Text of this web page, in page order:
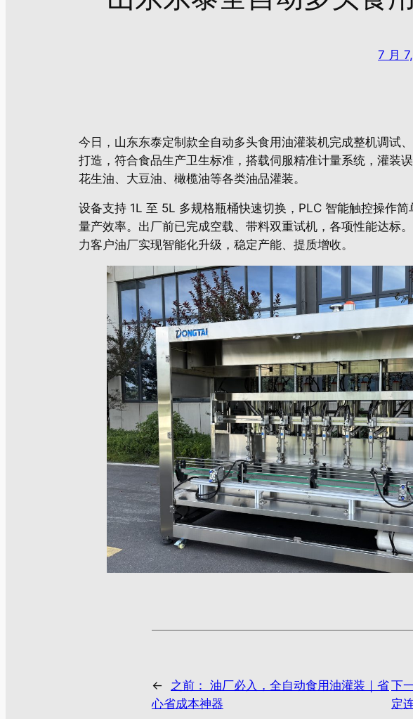
7 月
今日，山东东泰定制款全自动多头食用油灌装机完成整机调试
打造，符合食品生产卫生标准，搭载伺服精准计量系统，灌装
花生油、大豆油、橄榄油等各类油品灌装。
设备支持 1L 至 5L 多规格瓶桶快速切换，PLC 智能触控操作
量产效率。出厂前已完成空载、带料双重试机，各项性能达标
力客户油厂实现智能化升级，稳定产能、提质增收。
← 之前： 油厂必入，全自动食用油灌装｜省
心省成本神器
下
定